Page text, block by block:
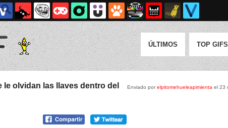
ÚLTIMOS TOP GIFS
Enviado porelpitomehueleapimienta el 23
le olvidan las llaves dentro del